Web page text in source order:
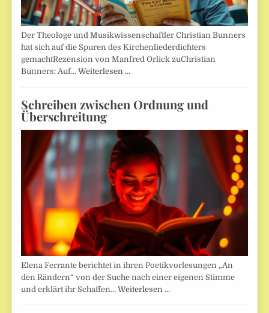
Der Theologe und Musikwissenschaftler Christian Bunners
hat sich auf die Spuren des Kirchenliederdichters
gemachtRezension von Manfred Orlick zuChristian
Bunners: Auf…Weiterlesen …
Schreiben zwischen Ordnung und
Überschreitung
Elena Ferrante berichtet in ihren Poetikvorlesungen „An
den Rändern“ von der Suche nach einer eigenen Stimme
und erklärt ihr Schaffen…Weiterlesen …